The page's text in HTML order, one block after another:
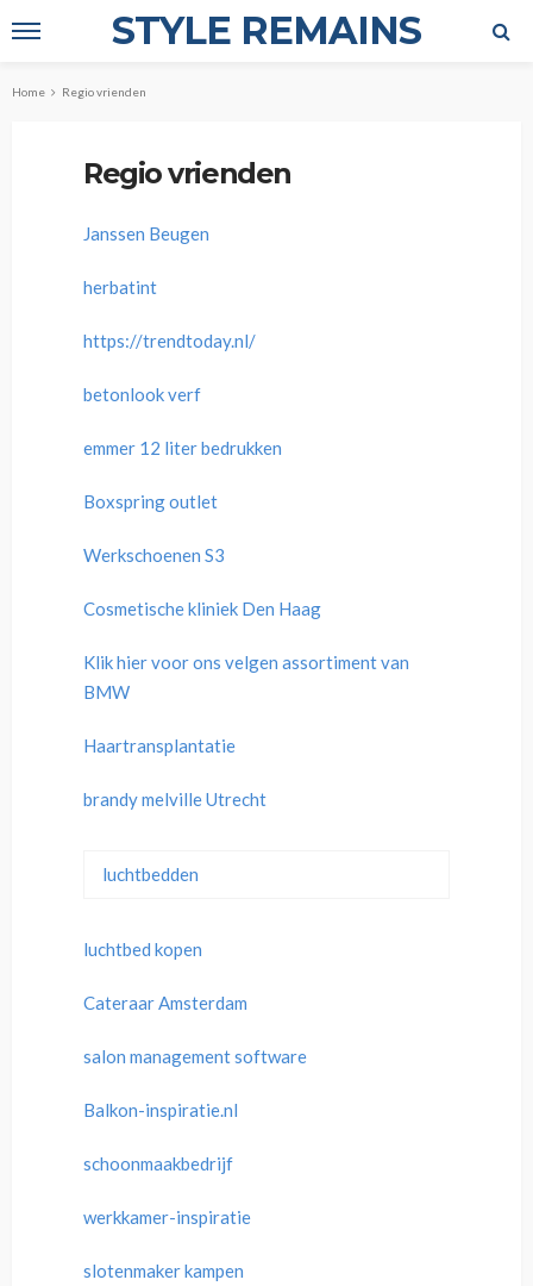
STYLE REMAINS
Home Regio vrienden
Regio vrienden
Janssen Beugen
herbatint
https://trendtoday.nl/
betonlook verf
emmer 12 liter bedrukken
Boxspring outlet
Werkschoenen S3
Cosmetische kliniek Den Haag
Klik hier voor ons velgen assortiment van
BMW
Haartransplantatie
brandy melville Utrecht
luchtbedden
luchtbed kopen
Cateraar Amsterdam
salon management software
Balkon-inspiratie.nl
schoonmaakbedrijf
werkkamer-inspiratie
slotenmaker kampen